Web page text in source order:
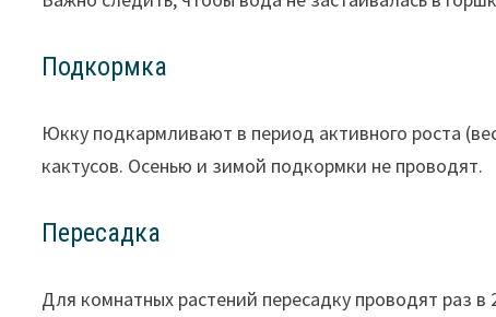
Подкормка
Юкку подкармливают в период активного роста
кактусов. Осенью и зимой подкормки не проводят.
Пересадка
Для комнатных растений пересадку проводят раз